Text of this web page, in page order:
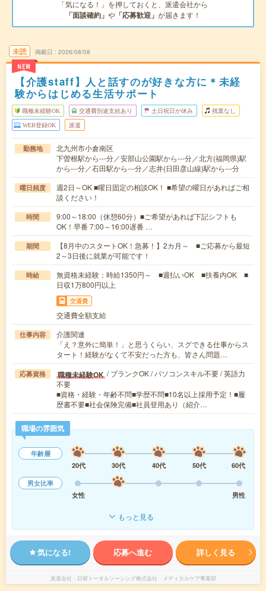
「気になる！」を押しておくと、派遣会社から
「面談確約」 や 「応募歓迎」 が届きます！
未読
NEW
掲載日 2026/08/08
【介護staff】人と話すのが好きな方に＊未経
験からはじめる生活サポート
職種未経験OK 交通費別途支給あり 土日祝日が休み 残業なし
WEB登録OK 派遣
勤務地
北九州市小倉南区
下曽根駅から---分／安部山公園駅から---分／北方(福岡県)駅
から---分／石田駅から---分／志井(日田彦山線)駅から---分
曜日頻度
週2日～OK ■曜日固定の相談OK！ ■希望の曜日があればご相
談ください！
時間
9:00～18:00（休憩60分）■ご希望があれば下記シフトも
OK！早番 7:00～16:00遅番 …
期間
【8月中のスタートOK！急募！】2カ月～ ■ご応募から最短
2～3日後に就業が可能です！
時給
無資格未経験：時給1350円～ ■週払いOK ■扶養内OK ■
日収1万800円以上
交通費
交通費全額支給
仕事内容
介護関連
「え？意外に簡単！」と思うくらい、スグできる仕事からス
タート！経験がなくて不安だった方も、皆さん問題…
応募資格 職種未経験OK / ブランクOK / パソコンスキル不要 / 英語力
不要
■資格・経験・年齢不問■学歴不問■10名以上採用予定！■履
歴書不要■社会保険完備■社員登用あり（紹介…
職場の雰囲気
年齢層
20代
30代 40代 50代
60代
男女比率
女性
男性
もっと見る
気になる! 応募へ進む 詳しく見る
派遣会社 日研トータルソーシング株式会社 メディカルケア事業部